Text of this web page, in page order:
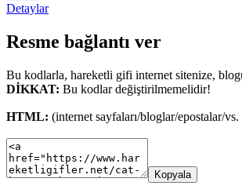
Detaylar
Resme bağlantı ver
Bu kodlarla, hareketli gifi internet sitenize,
DİKKAT: Bu kodlar değiştirilmemelidir!
HTML: (internet sayfaları/bloglar/epostalar/
Kopyala